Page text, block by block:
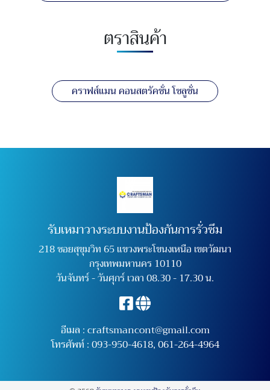
ตราสินค้า
คราฟส์แมน คอนสตรัคชั่น โซลูชั่น
รับเหมาวางระบบงานป้องกันการรั่วซึม
218 ซอยสุขุมวิท 65 แขวงพระโขนงเหนือ เขตวัฒนา
กรุงเทพมหานคร 10110
วันจันทร์ - วันศุกร์ เวลา 08.30 - 17.30 น.
อีเมล :craftsmancont@gmail.com
โทรศัพท์ :093-950-4618,061-264-4964